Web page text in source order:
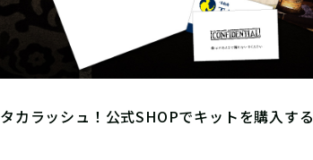
タカラッシュ！公式SHOPでキットを購入する